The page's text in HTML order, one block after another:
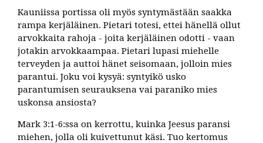
Kauniissa portissa oli myös syntymästään saakka
rampa kerjäläinen. Pietari totesi, ettei hänellä ollut
arvokkaita rahoja - joita kerjäläinen odotti - vaan
jotakin arvokkaampaa. Pietari lupasi miehelle
terveyden ja auttoi hänet seisomaan, jolloin mies
parantui. Joku voi kysyä: syntyikö usko
parantumisen seurauksena vai paraniko mies
uskonsa ansiosta?
Mark 3:1-6:ssa on kerrottu, kuinka Jeesus paransi
miehen, jolla oli kuivettunut käsi. Tuo kertomus